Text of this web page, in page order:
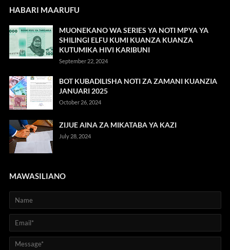
HABARI MAARUFU
MUONEKANO WA SERIES YA NOTI MPYA YA
SHILINGI ELFU KUMI KUANZA KUANZA
KUTUMIKA HIVI KARIBUNI
September 22, 2024
BOT KUBADILISHA NOTI ZA ZAMANI KUANZIA
JANUARI 2025
October 26, 2024
ZIJUE AINA ZA MIKATABA YA KAZI
July 28, 2024
MAWASILIANO